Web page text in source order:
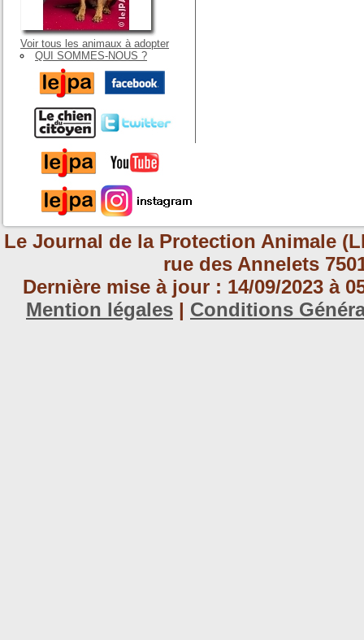
Voir tous les animaux à adopter
QUI SOMMES-NOUS ?
Le Journal de la Protection Animale
rue des Annelets
Dernière mise à jour : 14/09/2023 à
Mention légales | Conditions